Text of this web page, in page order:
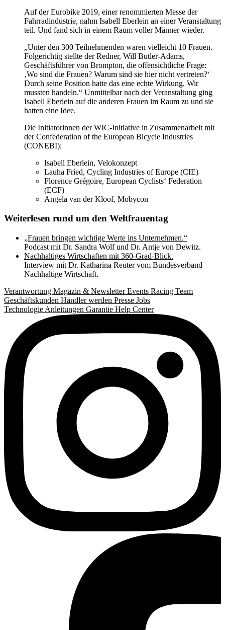
Auf der Eurobike 2019, einer renommierten Messe der
Fahrradindustrie, nahm Isabell Eberlein an einer Veranstaltung
teil. Und fand sich in einem Raum voller Männer wieder.
„Unter den 300 Teilnehmenden waren vielleicht 10 Frauen.
Folgerichtig stellte der Redner, Will Butler-Adams,
Geschäftsführer von Brompton, die offensichtliche Frage:
‚Wo sind die Frauen? Warum sind sie hier nicht vertreten?‘
Durch seine Position hatte das eine echte Wirkung. Wir
mussten handeln.“ Unmittelbar nach der Veranstaltung ging
Isabell Eberlein auf die anderen Frauen im Raum zu und sie
hatten eine Idee.
Die Initiatorinnen der WIC-Initiative in Zusammenarbeit mit
der Confederation of the European Bicycle Industries
(CONEBI):
Isabell Eberlein, Velokonzept
Lauha Fried, Cycling Industries of Europe (CIE)
Florence Grégoire, European Cyclists‘ Federation
(ECF)
Angela van der Kloof, Mobycon
Weiterlesen rund um den Weltfrauentag
„Frauen bringen wichtige Werte ins Unternehmen.“
Podcast mit Dr. Sandra Wolf und Dr. Antje von Dewitz.
Nachhaltiges Wirtschaften mit 360-Grad-Blick.
Interview mit Dr. Katharina Reuter vom Bundesverband
Nachhaltige Wirtschaft.
Verantwortung Magazin & NewsletterEvents Racing Team
Geschäftskunden Händler werden Presse Jobs
Technologie Anleitungen Garantie Help Center